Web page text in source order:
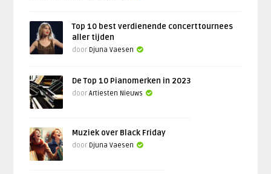
Top 10 best verdienende concerttournees
aller tijden
door Djuna Vaesen
De Top 10 Pianomerken in 2023
doorArtiesten Nieuws
Muziek over Black Friday
door Djuna Vaesen